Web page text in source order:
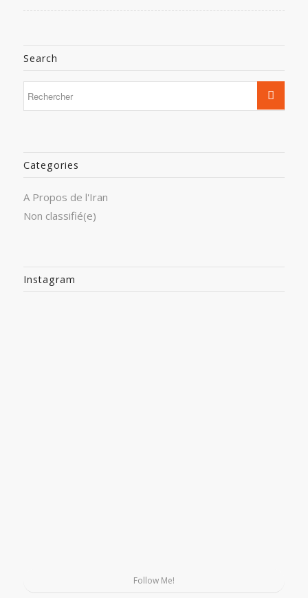
Search
Categories
A Propos de l'Iran
Non classifié(e)
Instagram
Follow Me!